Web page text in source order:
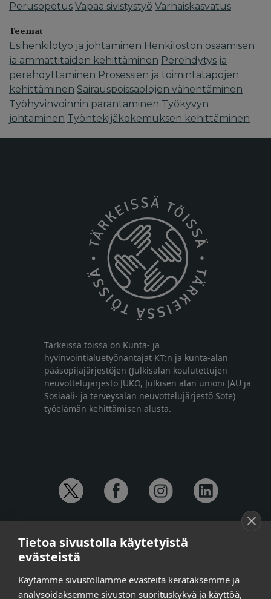
Perusopetus Vapaa sivistystyö Varhaiskasvatus
Teemat
Esihenkilötyö ja johtaminen Henkilöstön osaamisen
ja ammattitaidon kehittäminen Perehdytys ja
perehdyttäminen Prosessien ja toimintatapojen
kehittäminen Sairauspoissaolojen vähentäminen
Työhyvinvoinnin parantaminen Työkyvyn
johtaminen Työntekijäkokemuksen kehittäminen
Tärkeissä töissä on Kunta- ja
hyvinvointialuetyönantajat KT:n ja kunta-alan
pääsopijajärjestöjen (Julkisalan koulutettujen
neuvottelujärjestö JUKO, Julkisen alan unioni JAU ja
Sosiaali- ja terveysalan neuvottelujärjestö Sote)
työelämän kehittämisen alusta.
Anna-Mari Jaanu, kehittämispäällikkö,
puh. +358 50 572 4620
Henna Honkalo,
viestintäpäällikkö,
puh. +358 50 479 6618
Tietoa sivustolla käytetyistä
evästeistä
Käytämme sivustollamme evästeitä kerätäksemme ja
analysoidaksemme sivuston suorituskykyä ja käyttöä,